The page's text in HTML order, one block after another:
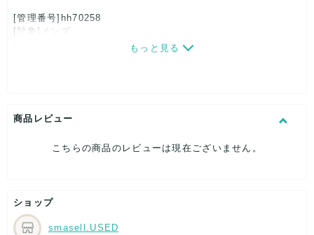
[管理番号]hh70258
[対象]メンズ
ネクタイ全長：約-cm
大剣幅：約8cm
[付属品]なし
こちらはUSED品になりますが、
特記する程のダメージはなく、状態良好なお品になります。
ダメージがある場合はできる限り、撮影しておりますので、
もっと見る
商品レビュー
こちらの商品のレビューは現在ございません。
ショップ
smasell.USED